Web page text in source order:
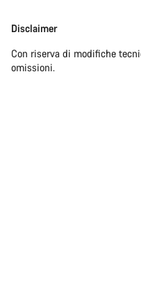
Disclaimer
Con riserva di modifiche
omissioni.